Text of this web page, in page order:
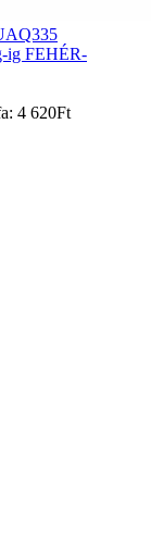
ig FEHÉR-
4 620Ft